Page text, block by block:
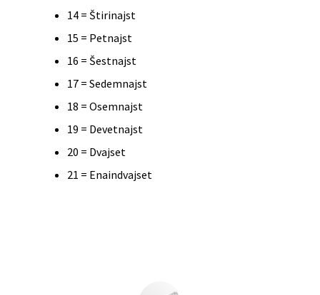
14 = Štirinajst
15 = Petnajst
16 = Šestnajst
17 = Sedemnajst
18 = Osemnajst
19 = Devetnajst
20 = Dvajset
21 = Enaindvajset